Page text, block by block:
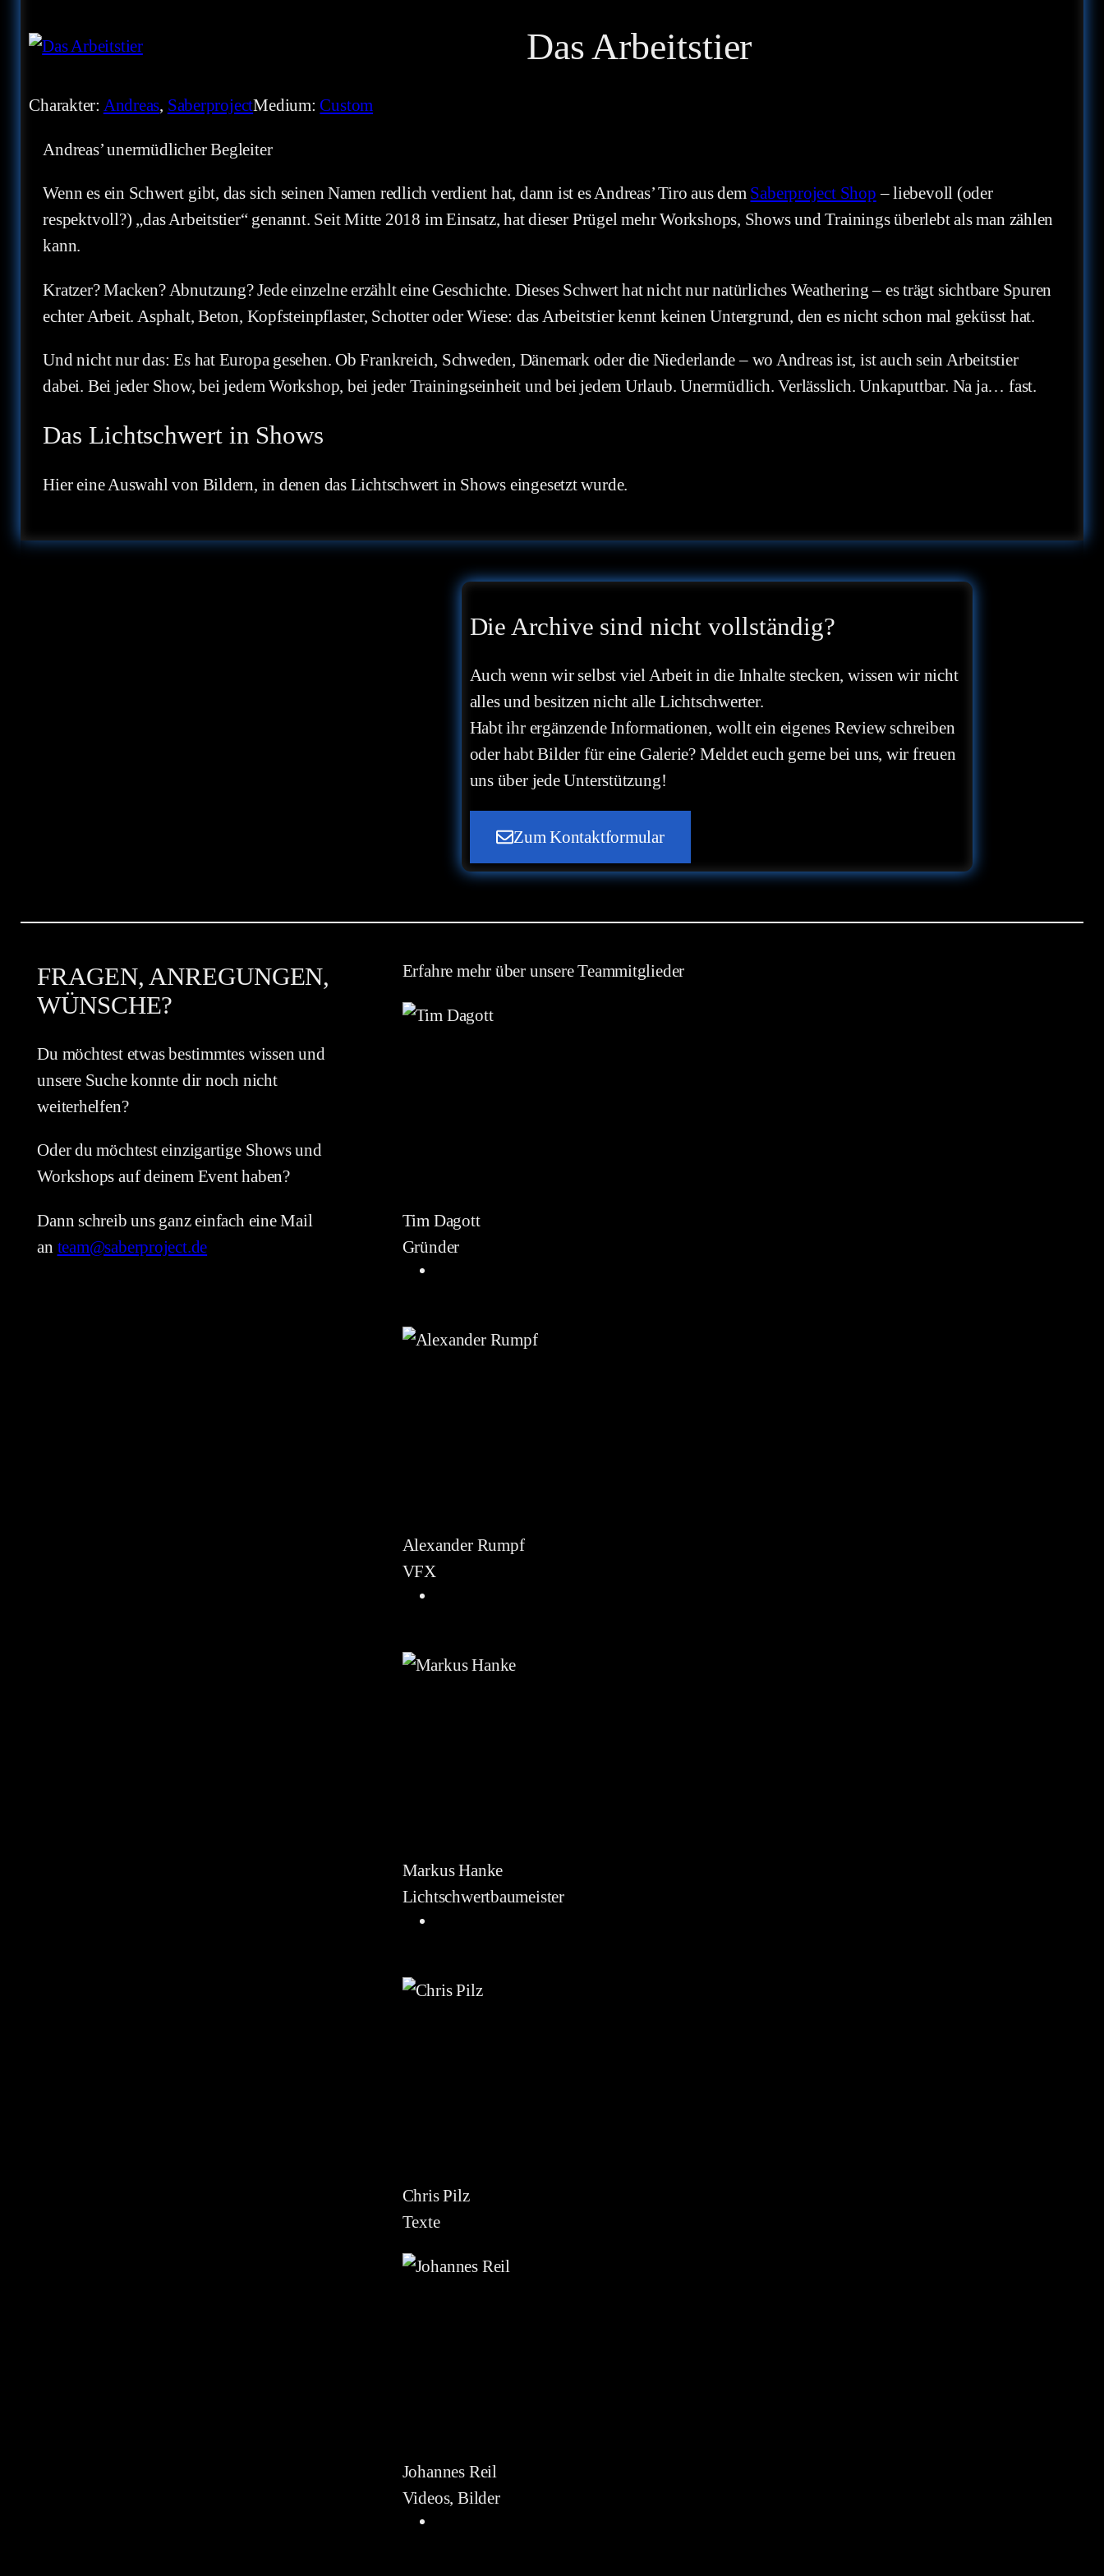
Das Arbeitstier
Charakter: Andreas, SaberprojectMedium:Custom
Andreas’ unermüdlicher Begleiter
Wenn es ein Schwert gibt, das sich seinen Namen redlich verdient hat, dann ist es Andreas’ Tiro aus dem Saberproject Shop – liebevoll (oder
respektvoll?) „das Arbeitstier“ genannt. Seit Mitte 2018 im Einsatz, hat dieser Prügel mehr Workshops, Shows und Trainings überlebt als man zählen
kann.
Kratzer? Macken? Abnutzung? Jede einzelne erzählt eine Geschichte. Dieses Schwert hat nicht nur natürliches Weathering – es trägt sichtbare Spuren
echter Arbeit. Asphalt, Beton, Kopfsteinpflaster, Schotter oder Wiese: das Arbeitstier kennt keinen Untergrund, den es nicht schon mal geküsst hat.
Und nicht nur das: Es hat Europa gesehen. Ob Frankreich, Schweden, Dänemark oder die Niederlande – wo Andreas ist, ist auch sein Arbeitstier
dabei. Bei jeder Show, bei jedem Workshop, bei jeder Trainingseinheit und bei jedem Urlaub. Unermüdlich. Verlässlich. Unkaputtbar. Na ja… fast.
Das Lichtschwert in Shows
Hier eine Auswahl von Bildern, in denen das Lichtschwert in Shows eingesetzt wurde.
Die Archive sind nicht vollständig?
Auch wenn wir selbst viel Arbeit in die Inhalte stecken, wissen wir nicht
alles und besitzen nicht alle Lichtschwerter.
Habt ihr ergänzende Informationen, wollt ein eigenes Review schreiben
oder habt Bilder für eine Galerie? Meldet euch gerne bei uns, wir freuen
uns über jede Unterstützung!
Zum Kontaktformular
FRAGEN, ANREGUNGEN,
WÜNSCHE?
Du möchtest etwas bestimmtes wissen und
unsere Suche konnte dir noch nicht
weiterhelfen?
Oder du möchtest einzigartige Shows und
Workshops auf deinem Event haben?
Dann schreib uns ganz einfach eine Mail
an team@saberproject.de
Erfahre mehr über unsere Teammitglieder
Tim Dagott
Gründer
Alexander Rumpf
VFX
Markus Hanke
Lichtschwertbaumeister
Chris Pilz
Texte
Johannes Reil
Videos, Bilder